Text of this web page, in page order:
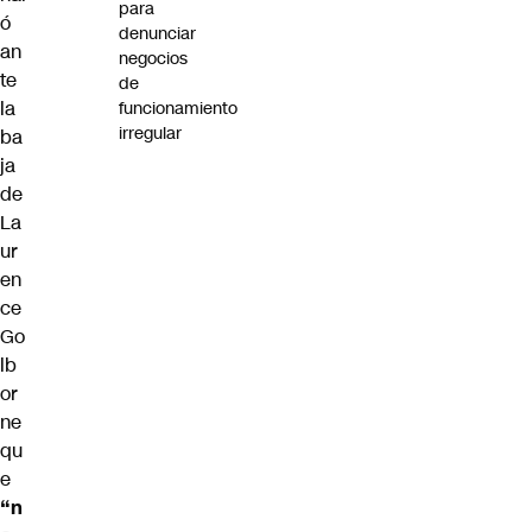
ó
an
te
la
ba
ja
de
La
ur
en
ce
Go
lb
or
ne
qu
e
“n
para
denunciar
negocios
de
funcionamiento
irregular